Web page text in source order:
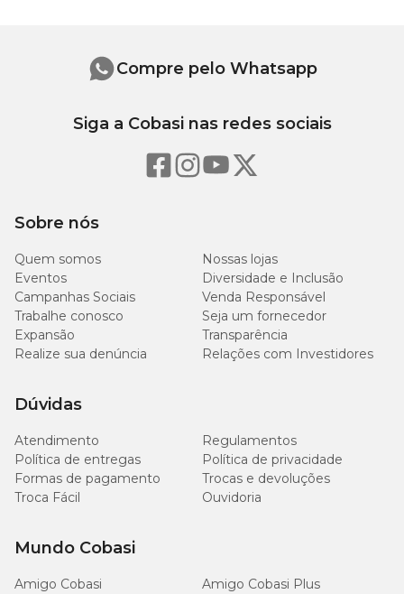
aves, antioxidante BHA (butilhidroxianisol).
115
g/kg
Proteína Bruta (mín.)
Extrato Etéreo (mín.) 75 g/kg 7,5%
Matéria Fibrosa (mín.)
134
g/kg
Matéria Fibrosa (máx.)
Matéria Mineral (máx.)
78
g/kg
7,8%
Cálcio (máx.)
g/kg
Sobre nós
Quem somos
Nossas lojas
Eventos
Diversidade e Inclusão
Campanhas Sociais
Venda Responsável
Trabalhe conosco
Seja um fornecedor
Expansão
Transparência
Realize sua denúncia
Relações com Investidores
Dúvidas
Atendimento
Regulamentos
Política de entregas
Política de privacidade
Formas de pagamento
Trocas e devoluções
Troca Fácil
Ouvidoria
Mundo Cobasi
Amigo Cobasi
Amigo Cobasi Plus
Compre pelo Whatsapp
Siga a Cobasi nas redes sociais